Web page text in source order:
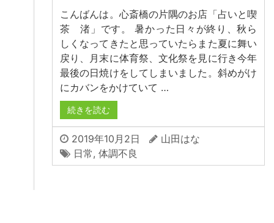
こんばんは。心斎橋の片隅のお店「占いと喫
茶 渚」です。 暑かった日々が終り、秋ら
しくなってきたと思っていたらまた夏に舞い
戻り、月末に体育祭、文化祭を見に行き今年
最後の日焼けをしてしまいました。斜めがけ
にカバンをかけていて …
続きを読む
2019年10月2日
山田はな
日常, 体調不良